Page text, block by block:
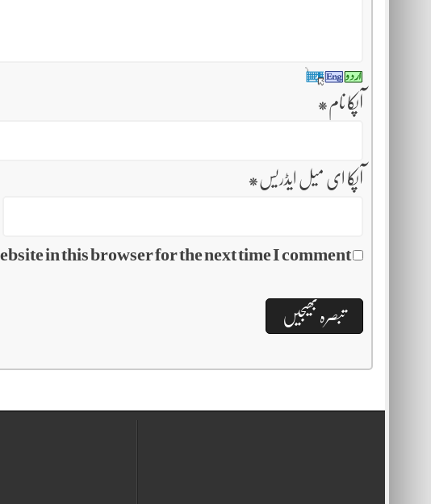
آپکا نام *
آپکا ای میل ایڈریس *
in this browser for the next time I comment.